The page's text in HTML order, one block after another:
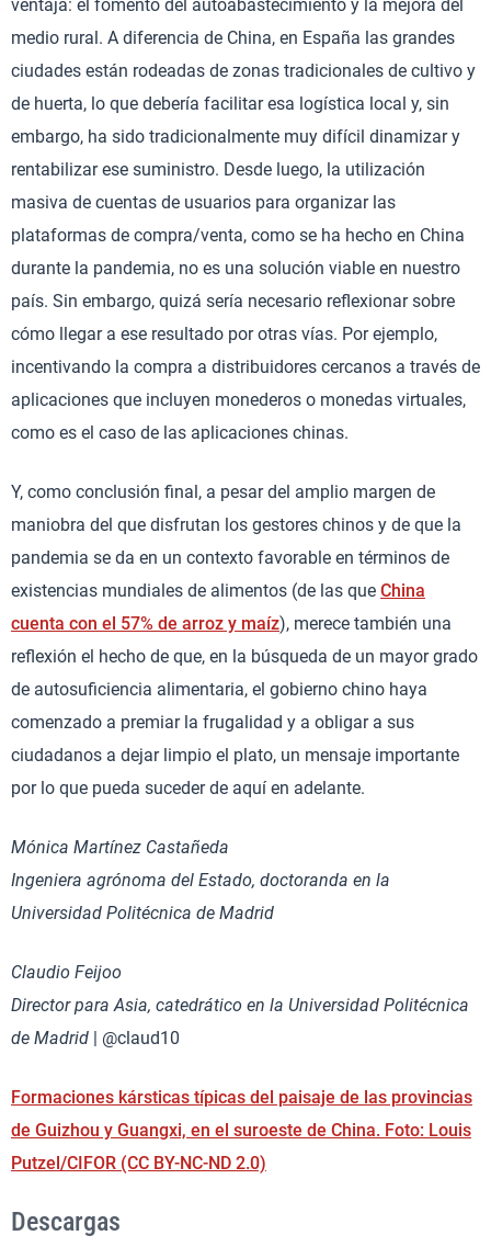
ventaja: el fomento del autoabastecimiento y la mejora del
medio rural. A diferencia de China, en España las grandes
ciudades están rodeadas de zonas tradicionales de cultivo y
de huerta, lo que debería facilitar esa logística local y, sin
embargo, ha sido tradicionalmente muy difícil dinamizar y
rentabilizar ese suministro. Desde luego, la utilización
masiva de cuentas de usuarios para organizar las
plataformas de compra/venta, como se ha hecho en China
durante la pandemia, no es una solución viable en nuestro
país. Sin embargo, quizá sería necesario reflexionar sobre
cómo llegar a ese resultado por otras vías. Por ejemplo,
incentivando la compra a distribuidores cercanos a través de
aplicaciones que incluyen monederos o monedas virtuales,
como es el caso de las aplicaciones chinas.
Y, como conclusión final, a pesar del amplio margen de
maniobra del que disfrutan los gestores chinos y de que la
pandemia se da en un contexto favorable en términos de
existencias mundiales de alimentos (de las que China
cuenta con el 57% de arroz y maíz), merece también una
reflexión el hecho de que, en la búsqueda de un mayor grado
de autosuficiencia alimentaria, el gobierno chino haya
comenzado a premiar la frugalidad y a obligar a sus
ciudadanos a dejar limpio el plato, un mensaje importante
por lo que pueda suceder de aquí en adelante.
Mónica Martínez Castañeda
Ingeniera agrónoma del Estado, doctoranda en la
Universidad Politécnica de Madrid
Claudio Feijoo
Director para Asia, catedrático en la Universidad Politécnica
de Madrid | @claud10
Formaciones kársticas típicas del paisaje de las provincias
de Guizhou y Guangxi, en el suroeste de China. Foto: Louis
Putzel/CIFOR (CC BY-NC-ND 2.0)
Descargas